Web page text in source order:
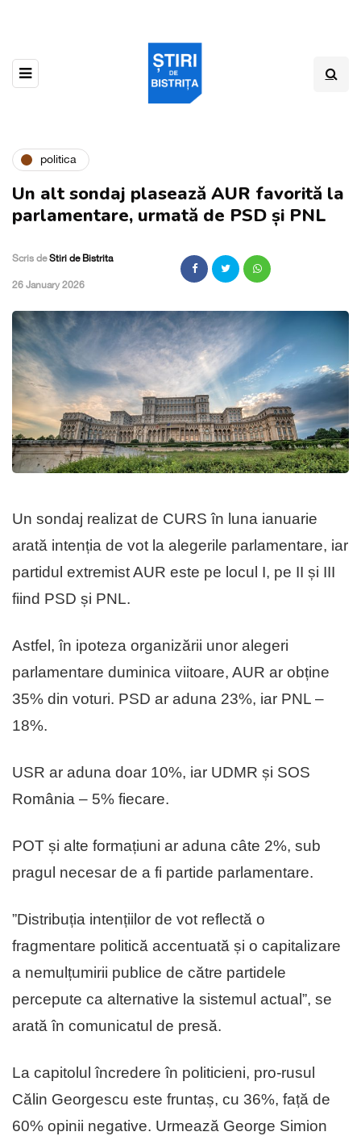
politica
Un alt sondaj plasează AUR favorită la
parlamentare, urmată de PSD și PNL
Scris deStiri de Bistrita
,26 January 2026
Un sondaj realizat de CURS în luna ianuarie
arată intenția de vot la alegerile parlamentare, iar
partidul extremist AUR este pe locul I, pe II și III
fiind PSD și PNL.
Astfel, în ipoteza organizării unor alegeri
parlamentare duminica viitoare, AUR ar obține
35% din voturi. PSD ar aduna 23%, iar PNL –
18%.
USR ar aduna doar 10%, iar UDMR și SOS
România – 5% fiecare.
POT și alte formațiuni ar aduna câte 2%, sub
pragul necesar de a fi partide parlamentare.
”Distribuția intențiilor de vot reflectă o
fragmentare politică accentuată și o capitalizare
a nemulțumirii publice de către partidele
percepute ca alternative la sistemul actual”, se
arată în comunicatul de presă.
La capitolul încredere în politicieni, pro-rusul
Călin Georgescu este fruntaș, cu 36%, față de
60% opinii negative. Urmează George Simion